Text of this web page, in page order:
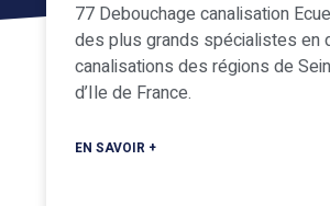
77 Debouchage canalisation
des plus grands spécialistes en
canalisations des régions de
d’Ile de France.
EN SAVOIR +